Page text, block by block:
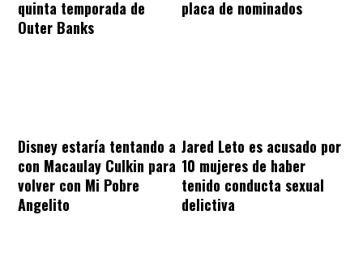
quinta temporada de
Outer Banks
placa de nominados
Disney estaría tentando a
con Macaulay Culkin para
volver con Mi Pobre
Angelito
Jared Leto es acusado por
10 mujeres de haber
tenido conducta sexual
delictiva